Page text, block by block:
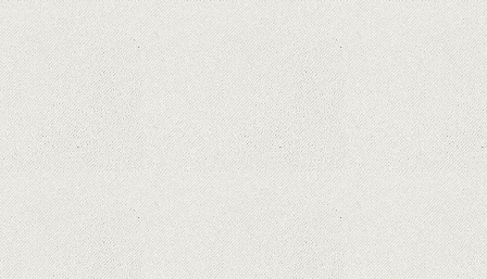
are secrete
iPhone 12 Mini, bijuteria - TECH REVIEW
Apple cedează, în sfârșit. Piese de schimb pentru
iPhone și Mac, puse în vânzare